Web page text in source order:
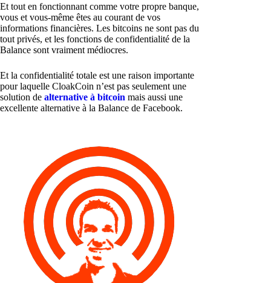
Et tout en fonctionnant comme votre propre banque,
vous et vous-même êtes au courant de vos
informations financières. Les bitcoins ne sont pas du
tout privés, et les fonctions de confidentialité de la
Balance sont vraiment médiocres.
Et la confidentialité totale est une raison importante
pour laquelle CloakCoin n’est pas seulement une
solution de alternative à bitcoin mais aussi une
excellente alternative à la Balance de Facebook.